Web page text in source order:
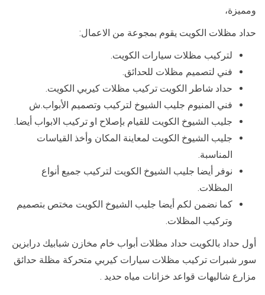
ومميزة،
حداد مظلات الكويت يقوم بمجوعة من الاعمال:
لتركيب مظلات سيارات الكويت.
فني لتصميم مظلات للحدائق.
حداد شاطر الكويت تركيب مظلات كيربي الكويت.
فني المنيوم جليب الشيوخ لتركيب وتصميم الأبواب.ش
جليب الشيوخ الكويت للقيام بإصلاح او تركيب الابواب أيضا.
جليب الشيوخ الكويت لمعاينة المكان وأخذ القياسات
المناسبة.
نوفر أيضا جليب الشيوخ الكويت لتركيب جميع أنواع
المظلات.
كما نضمن لكم أيضا جليب الشيوخ الكويت مختص بتصميم
وتركيب المظلات.
أول حداد بالكويت حداد مظلات أبواب خام مخازن شبابيك درابزين
سور شبرات تركيب مظلات سيارات كيربي متحركة مظلة حدائق
مزارع شاليهات قواعد خزانات مياه حديد .